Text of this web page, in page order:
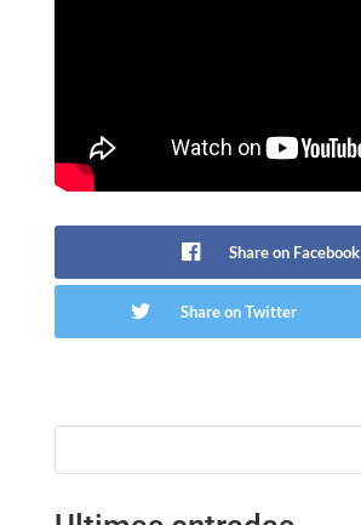
Share on Facebook
Share on Twitter